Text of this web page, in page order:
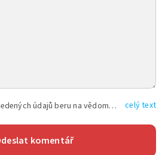
Vyplněním shora uvedených údajů beru na vědomí, že společnost TEXT FACTORY s.r.o., sídlem Brno, Durďákova 336/29, Černá Pole, PSČ: 613 00, IČ: 06157831, zapsané u Krajského soudu v Brně, oddíl C, vložka 100399, bude zpracovávat mé osobní údaje uvedené v rámci mnou vyplněného registračního formuláře na základě oprávněných zájmů TEXT FACTORY s.r.o. dle čl. 6 odst. 1 písm. f) GDPR a pro splnění právních povinností (čl. 6 odst. 1 písm. c) GDPR), a to pro tyto účely: nezbytnost zajistit oprávnění návštěvníka webových stránek provozovaných společností TEXT FACTORY s.r.o. přispívat aktivně ke zveřejněným článkům nebo v rámci diskusních fór a výkon práv TEXT FACTORY s.r.o. jako administrátora těchto diskusních fór. Více informací o zpracování osobních údajů a právech lze nalézt v celý text